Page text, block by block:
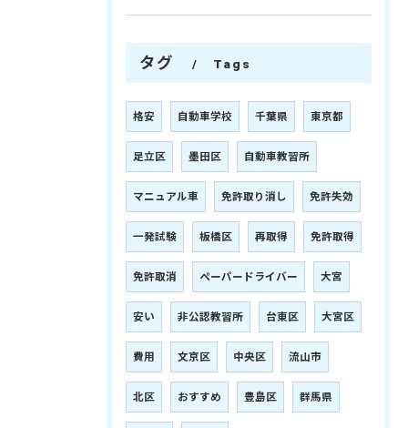
タグ Tags
格安 自動車学校 千葉県 東京都
足立区 墨田区 自動車教習所
マニュアル車 免許取り消し 免許失効
一発試験 板橋区 再取得 免許取得
免許取消 ペーパードライバー 大宮
安い 非公認教習所 台東区 大宮区
費用 文京区 中央区 流山市
北区 おすすめ 豊島区 群馬県